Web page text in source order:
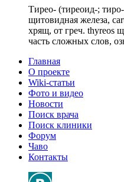
Тирео- (тиреоид-;
щитовидная железа,
хрящ, от греч. thyreos
часть сложных слов,
Главная
О проекте
Wiki-статьи
Фото и видео
Новости
Поиск врача
Поиск клиники
Форум
Чаво
Контакты